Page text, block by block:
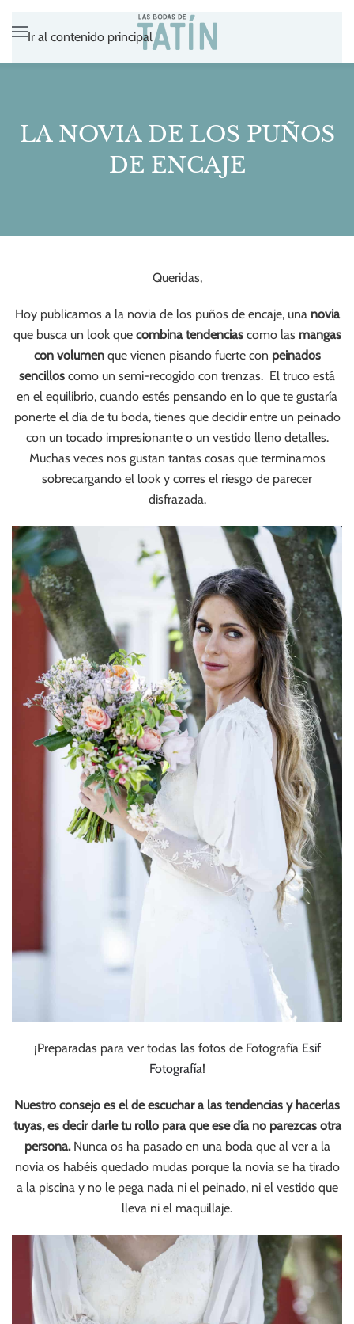
Ir al contenido principal
LA NOVIA DE LOS PUÑOS
DE ENCAJE
Queridas,
Hoy publicamos a la novia de los puños de encaje, una novia
que busca un look que combina tendenciascomo las mangas
con volumenque vienen pisando fuerte con peinados
sencillos como un semi-recogido con trenzas. El truco está
en el equilibrio, cuando estés pensando en lo que te gustaría
ponerte el día de tu boda, tienes que decidir entre un peinado
con un tocado impresionante o un vestido lleno detalles.
Muchas veces nos gustan tantas cosas que terminamos
sobrecargando el look y corres el riesgo de parecer
disfrazada.
¡Preparadas para ver todas las fotos de Fotografía Esif
Fotografía!
Nuestro consejo es el de escuchar a las tendencias y hacerlas
tuyas, es decir darle tu rollo para que ese día no parezcas otra
persona.Nunca os ha pasado en una boda que al ver a la
novia os habéis quedado mudas porque la novia se ha tirado
a la piscina y no le pega nada ni el peinado, ni el vestido que
lleva ni el maquillaje.